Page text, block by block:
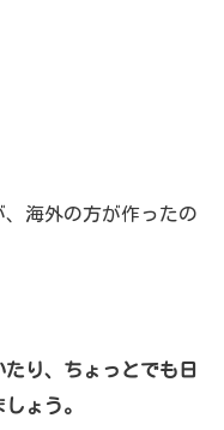
海外の方が作ったの
り、ちょっとでも日
ょう。